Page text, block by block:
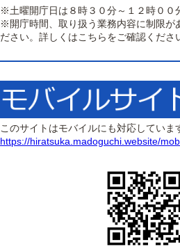
※土曜開庁日は８時３０分～１２時００
※開庁時間、取り扱う業務内容に制限が
ださい。詳しくはこちらをご確認くださ
このサイトはモバイルにも対応していま
https://hiratsuka.madoguchi.website/